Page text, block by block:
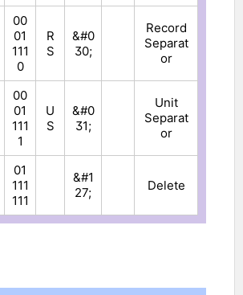
00
01
111
0
R
S
&#0
30;
Record
Separat
or
00
01
111
1
U
S
&#0
31;
Unit
Separat
or
01
111
111
&#1
27;
Delete